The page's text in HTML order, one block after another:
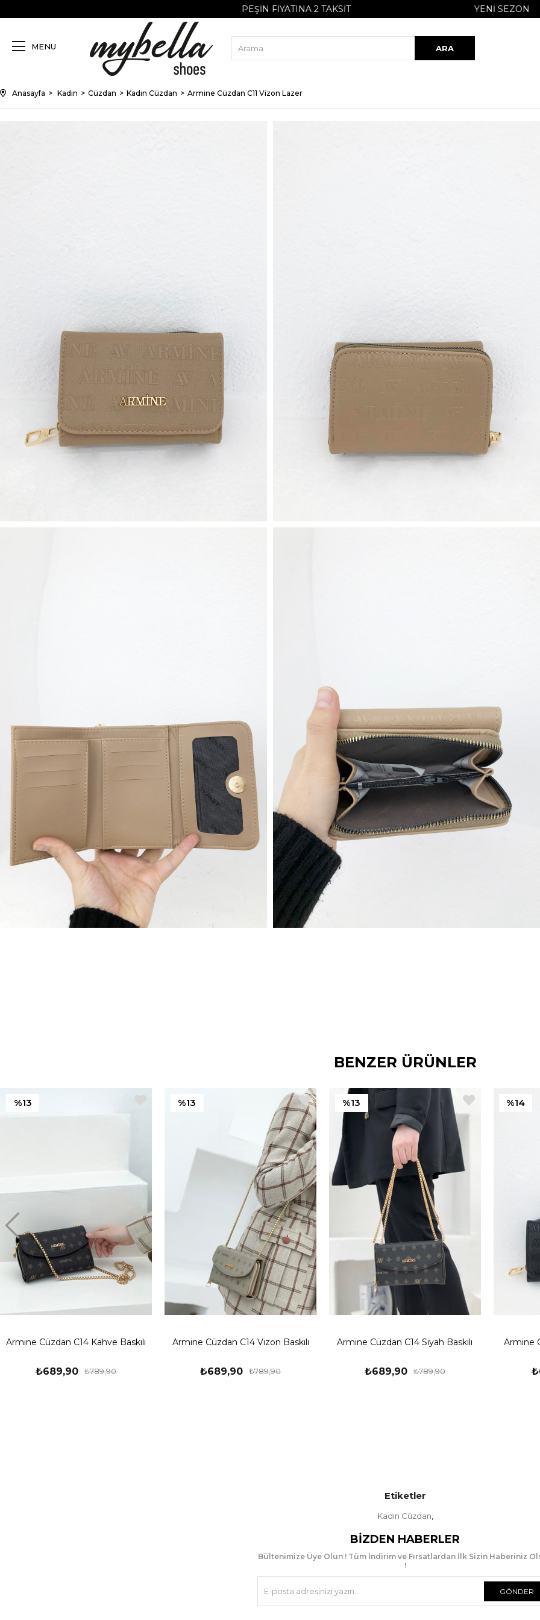
PEŞIN FIYATINA 2 TAKSIT YENI SEZON
MENU
Anasayfa Kadın Cüzdan Kadın Cüzdan Armine Cüzdan C11 Vizon Lazer
BENZER ÜRÜNLER
Armine Cüzdan C14 Kahve Baskılı
₺689,90 ₺789,90
%13
Armine Cüzdan C14 Vizon Baskılı
₺689,90 ₺789,90
%13
Armine Cüzdan C14 Siyah Baskılı
₺689,90 ₺789,90
%13
Armine
%14
Etiketler
Kadın Cüzdan,
BIZDEN HABERLER
Bültenimize Üye Olun ! Tüm İndirim ve Fırsatlardan İlk Sizin Haberiniz
!
GÖNDER